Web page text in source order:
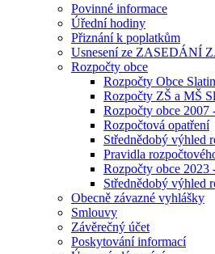
Povinné informace
Úřední hodiny
Přiznání k poplatkům
Usnesení ze ZASEDÁNÍ
Rozpočty obce
Rozpočty Obce
Rozpočty ZŠ a MŠ
Rozpočty obce 2007
Rozpočtová opatření
Střednědobý výhled
Pravidla
Rozpočty obce 2023
Střednědobý výhled
Obecně závazné vyhlášky
Smlouvy
Závěrečný účet
Poskytování informací